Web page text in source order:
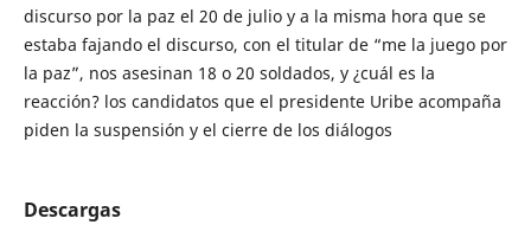
discurso por la paz el 20 de julio y a la misma hora que se
estaba fajando el discurso, con el titular de “me la juego por
la paz”, nos asesinan 18 o 20 soldados, y ¿cuál es la
reacción? los candidatos que el presidente Uribe acompaña
piden la suspensión y el cierre de los diálogos
Descargas